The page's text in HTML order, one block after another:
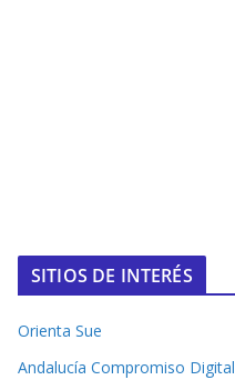
SITIOS DE INTERÉS
Orienta Sue
Andalucía Compromiso Digital